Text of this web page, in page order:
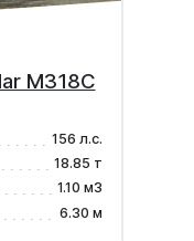
M318C
156 л.с.
18.85 т
1.10 м3
6.30 м